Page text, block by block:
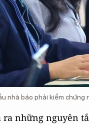
nhà báo phải kiểm chứng
ra những nguyên